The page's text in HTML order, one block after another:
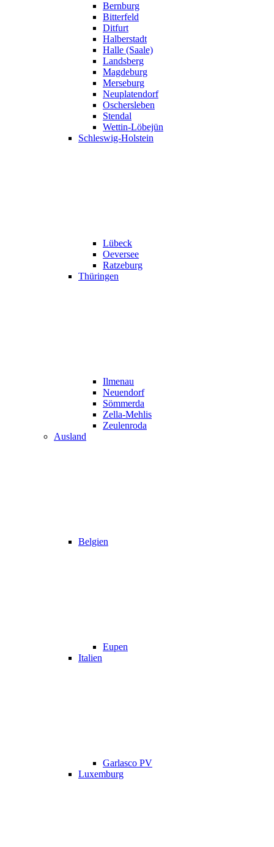
Bernburg
Bitterfeld
Ditfurt
Halberstadt
Halle (Saale)
Landsberg
Magdeburg
Merseburg
Neuplatendorf
Oschersleben
Stendal
Wettin-Löbejün
Schleswig-Holstein
Lübeck
Oeversee
Ratzeburg
Thüringen
Ilmenau
Neuendorf
Sömmerda
Zella-Mehlis
Zeulenroda
Ausland
Belgien
Eupen
Italien
Garlasco PV
Luxemburg